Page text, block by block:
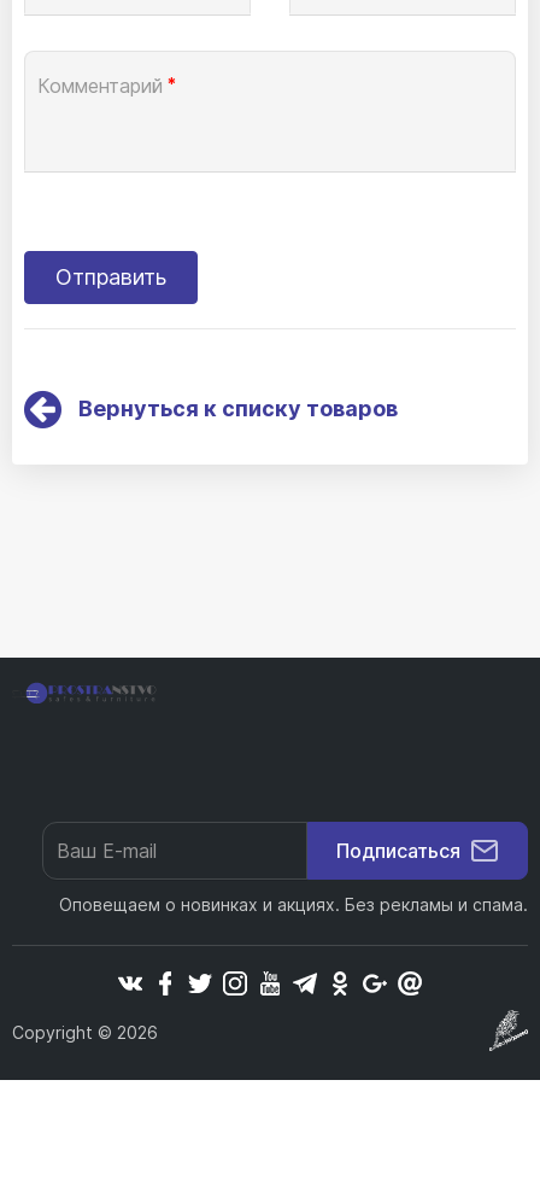
Комментарий *
Вернуться к списку товаров
Подписаться
Оповещаем о новинках и акциях. Без рекламы и спама.
Copyright © 2026